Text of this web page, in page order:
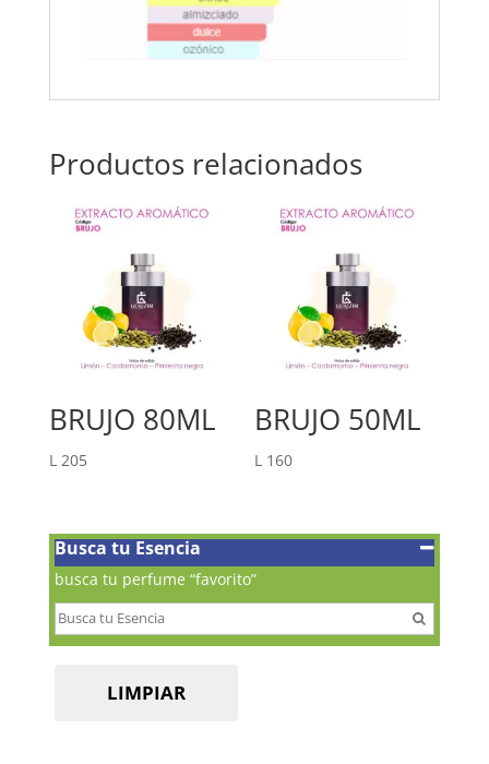
Productos relacionados
BRUJO 80ML
L205
BRUJO 50ML
L160
Busca tu Esencia
busca tu perfume “favorito”
LIMPIAR